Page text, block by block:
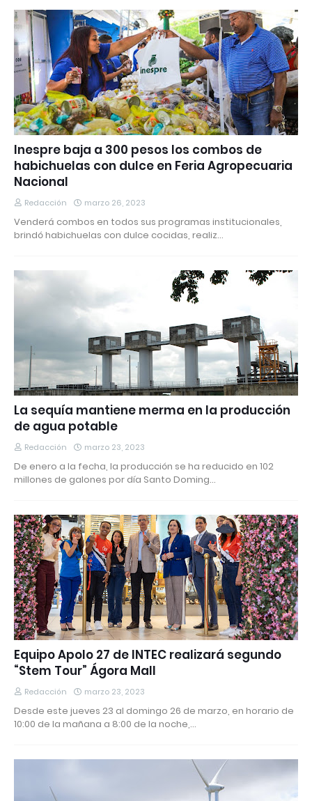
Inespre baja a 300 pesos los combos de
habichuelas con dulce en Feria Agropecuaria
Nacional
Redacción marzo 26, 2023
Venderá combos en todos sus programas institucionales,
brindó habichuelas con dulce cocidas, realiz…
La sequía mantiene merma en la producción
de agua potable
Redacción marzo 23, 2023
De enero a la fecha, la producción se ha reducido en 102
millones de galones por día Santo Doming…
Equipo Apolo 27 de INTEC realizará segundo
“Stem Tour” Ágora Mall
Redacción marzo 23, 2023
Desde este jueves 23 al domingo 26 de marzo, en horario de
10:00 de la mañana a 8:00 de la noche,…